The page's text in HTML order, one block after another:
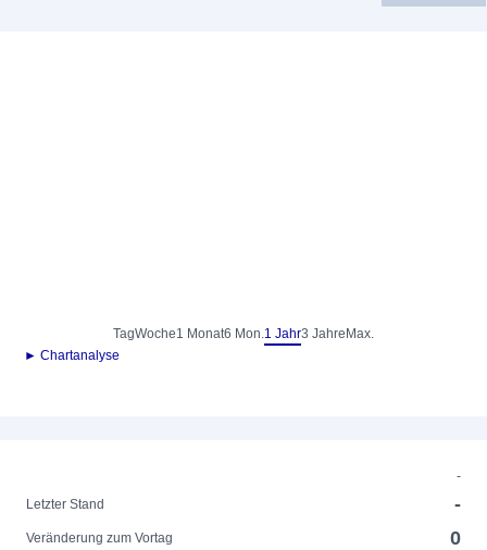
TagWoche1 Monat6 Mon.1 Jahr3 Jahre Max.
► Chartanalyse
-
Letzter Stand
-
Veränderung zum Vortag 0